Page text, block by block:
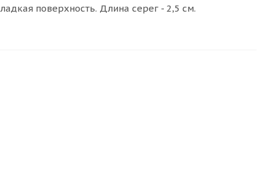
поверхность. Длина серег - 2,5 см.